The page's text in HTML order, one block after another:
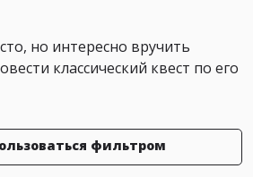
но интересно вручить
классический квест по его
фильтром